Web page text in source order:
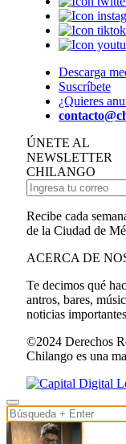
Descarga
Suscríbete
¿Quieres
ÚNETE AL
NEWSLETTER
CHILANGO
Recibe cada
de la Ciudad de
ACERCA DE
Te decimos qué
antros, bares,
noticias importantes
©2024 Derechos
Chilango es una